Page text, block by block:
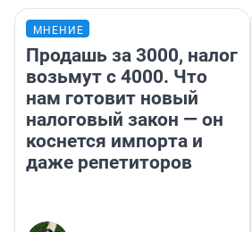
МНЕНИЕ
Продашь за 3000, налог
возьмут с 4000. Что
нам готовит новый
налоговый закон — он
коснется импорта и
даже репетиторов